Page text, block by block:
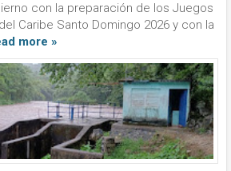
con la preparación de los Juegos
Caribe Santo Domingo 2026 y con la
more »